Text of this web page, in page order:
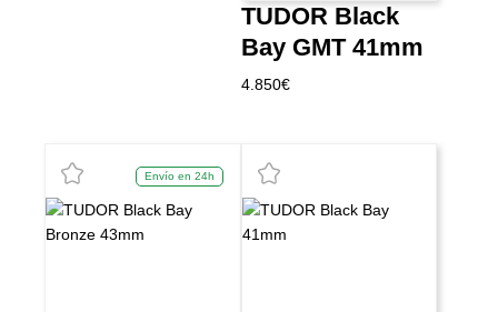
TUDOR Black
Bay GMT 41mm
4.850€
Envío en 24h